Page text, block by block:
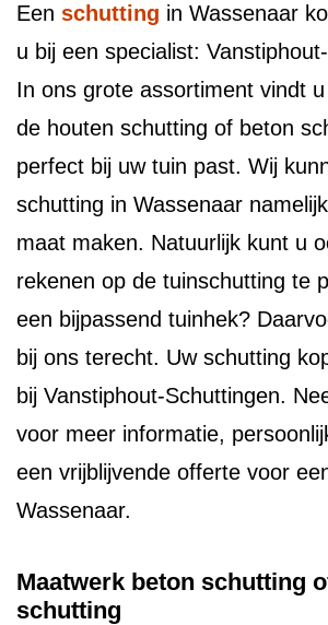
Een schutting in Wassenaar
u bij een specialist:
In ons grote assortiment vindt u
de houten schutting of beton
perfect bij uw tuin past. Wij
schutting in Wassenaar
maat maken. Natuurlijk kunt u
rekenen op de tuinschutting te
een bijpassend tuinhek?
bij ons terecht. Uw schutting
bij Vanstiphout-Schuttingen.
voor meer informatie,
een vrijblijvende offerte voor
Wassenaar.
Maatwerk beton schutting
schutting